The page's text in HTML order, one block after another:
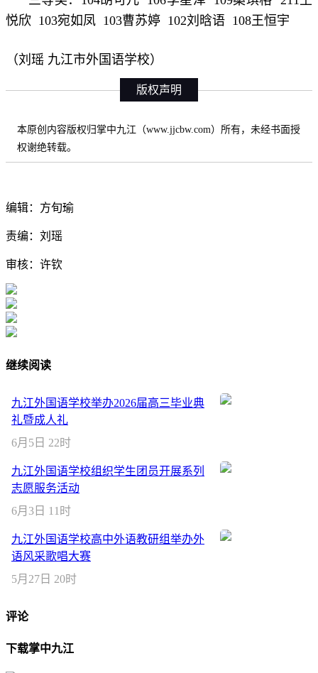
悦欣 103宛如凤 103曹苏婷 102刘晗语 108王恒宇
（刘瑶 九江市外国语学校）
版权声明
本原创内容版权归掌中九江（www.jjcbw.com）所有，未经书面授
权谢绝转载。
编辑：方旬瑜
责编：刘瑶
审核：许钦
继续阅读
九江外国语学校举办2026届高三毕业典
礼暨成人礼
6月5日 22时
九江外国语学校组织学生团员开展系列
志愿服务活动
6月3日 11时
九江外国语学校高中外语教研组举办外
语风采歌唱大赛
5月27日 20时
评论
下载掌中九江